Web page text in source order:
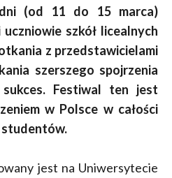
(od 11 do 15 marca)
szkół licealnych
z przedstawicielami
szerszego spojrzenia
Festiwal ten jest
w Polsce w całości
studentów.
jest na Uniwersytecie